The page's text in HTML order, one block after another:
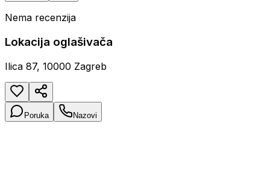
Nema recenzija
Lokacija oglašivača
Ilica 87, 10000 Zagreb
Poruka Nazovi